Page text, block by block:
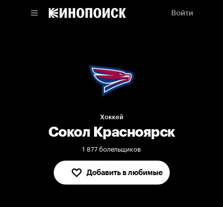
Войти
Хоккей
Сокол Красноярск
1 877 болельщиков
Добавить в любимые
В любимых